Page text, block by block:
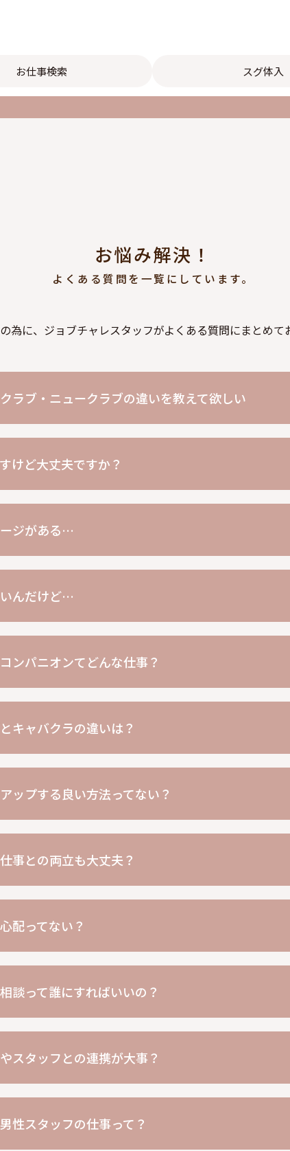
お仕事検索 スグ体入
お悩み解決！
よくある質問を一覧にしています。
為に、ジョブチャレスタッフがよくある質問にまとめて
ラブ・ニュークラブの違いを教えて欲しい
けど大丈夫ですか？
ージがある…
んだけど…
ンパニオンてどんな仕事？
キャバクラの違いは？
ップする良い方法ってない？
事との両立も大丈夫？
配ってない？
談って誰にすればいいの？
スタッフとの連携が大事？
性スタッフの仕事って？